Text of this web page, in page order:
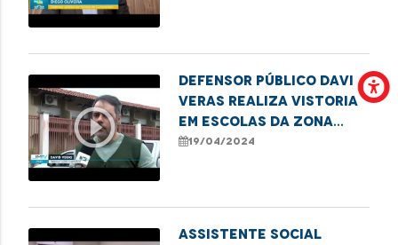
play_circle_outline
Defensor público Davi
Veras realiza vistoria
em escolas da Zona
Rural de São Luís
19/04/2024
Assistente social